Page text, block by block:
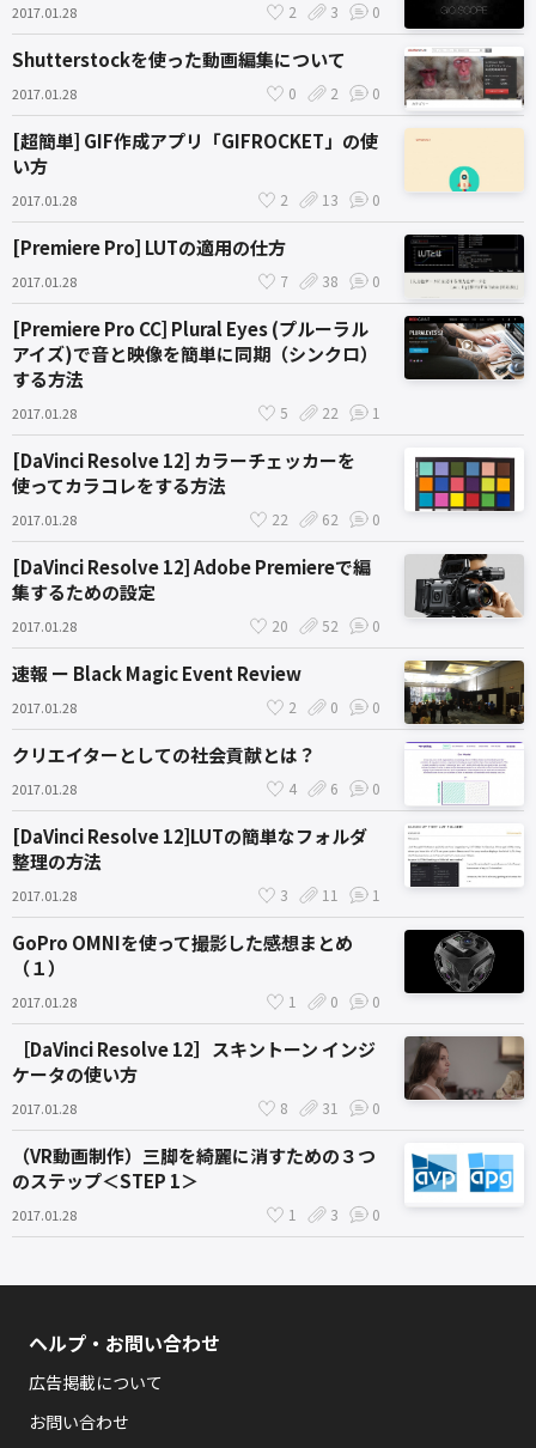
2017.01.28 2 3 0
Shutterstockを使った動画編集について
2017.01.28 0 2 0
[超簡単] GIF作成アプリ「GIFROCKET」の使
い方
2017.01.28 2 13 0
[Premiere Pro] LUTの適用の仕方
2017.01.28 7 38 0
[Premiere Pro CC] Plural Eyes (プルーラル
アイズ)で音と映像を簡単に同期（シンクロ）
する方法
2017.01.28 5 22 1
[DaVinci Resolve 12] カラーチェッカーを
使ってカラコレをする方法
2017.01.28 22 62 0
[DaVinci Resolve 12] Adobe Premiereで編
集するための設定
2017.01.28 20 52 0
速報 ー Black Magic Event Review
2017.01.28 2 0 0
クリエイターとしての社会貢献とは？
2017.01.28 4 6 0
[DaVinci Resolve 12]LUTの簡単なフォルダ
整理の方法
2017.01.28 3 11 1
GoPro OMNIを使って撮影した感想まとめ
（１）
2017.01.28 1 0 0
［DaVinci Resolve 12］スキントーン インジ
ケータの使い方
2017.01.28 8 31 0
（VR動画制作）三脚を綺麗に消すための３つ
のステップ＜STEP 1＞
2017.01.28 1 3 0
ヘルプ・お問い合わせ
広告掲載について
お問い合わせ